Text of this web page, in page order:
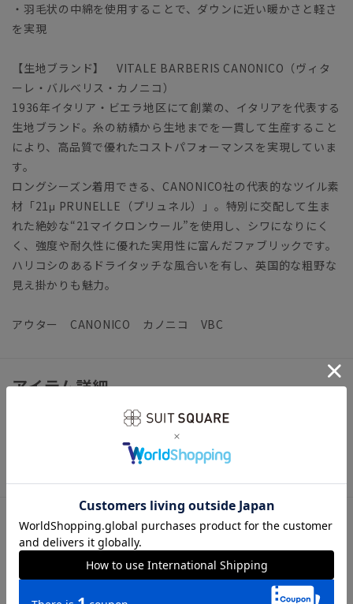
・羽毛状の中綿を使用することで、ダウンに近い暖かさと軽さ
を実現
【生地ブランド】 VITALE BARBERIS CANONICO（ヴィタ
ーレ・バルべリス・カノニコ）
1936年イタリア・ビエラ地区にて創業の、イタリアを代表する
生地ブランド。糸の紡績から生地までを一貫して生産すること
により、高品質で優れたコストパフォーマンスを実現していま
す。
ロングシーズン着用できる、CANONICO社の代表的なツイル素
材「21μ PRUNELLE（プリュネル）」。特別に交配して生ま
れた絶妙な“21マイクロンウール”を使用し、シワになりにく
く、強度や耐久性に優れた実用性に富んだファブリックです。
ハリコシのあるドライタッチな風合いを有し、英国的な粗野な
見え掛かりも魅力。
アウター CANONICO カノニコ VBC
アイテム詳細
【仕様】5つボタン／総裏仕立て／腰ポケット×2／内ポケット
【洗濯表示】ドライオンリー
サイズ詳細
モデル：186cm B94cm W74cm H92cm
着用サイズ：L